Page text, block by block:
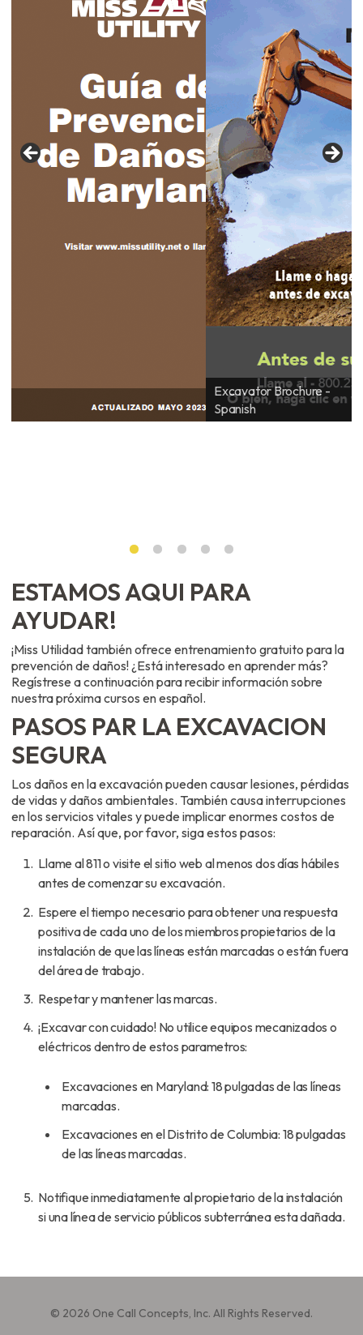
Excavator Brochure -
Spanish
ESTAMOS AQUI PARA
AYUDAR!
¡Miss Utilidad también ofrece entrenamiento gratuito para la
prevención de daños! ¿Está interesado en aprender más?
Regístrese a continuación para recibir información sobre
nuestra próxima cursos en español.
PASOS PAR LA EXCAVACION
SEGURA
Los daños en la excavación pueden causar lesiones, pérdidas
de vidas y daños ambientales. También causa interrupciones
en los servicios vitales y puede implicar enormes costos de
reparación. Así que, por favor, siga estos pasos:
Llame al 811 o visite el sitio web al menos dos días hábiles
antes de comenzar su excavación.
Espere el tiempo necesario para obtener una respuesta
positiva de cada uno de los miembros propietarios de la
instalación de que las líneas están marcadas o están fuera
del área de trabajo.
Respetar y mantener las marcas.
¡Excavar con cuidado! No utilice equipos mecanizados o
eléctricos dentro de estos parametros:
Excavaciones en Maryland: 18 pulgadas de las líneas
marcadas.
Excavaciones en el Distrito de Columbia: 18 pulgadas
de las líneas marcadas.
Notifique inmediatamente al propietario de la instalación
si una línea de servicio públicos subterránea esta dañada.
© 2026 One Call Concepts, Inc. All Rights Reserved.